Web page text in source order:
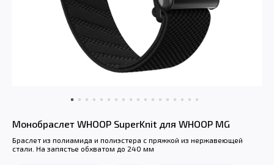
Монобраслет WHOOP SuperKnit для WHOOP MG
Браслет из полиамида и полиэстера с пряжкой из нержавеющей
стали. На запястье обхватом до 240 мм